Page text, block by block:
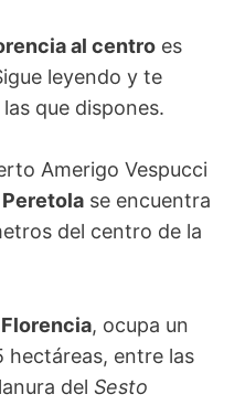
al centro es
leyendo y te
que dispones.
Amerigo Vespucci
se encuentra
del centro de la
, ocupa un
hectáreas, entre las
del Sesto